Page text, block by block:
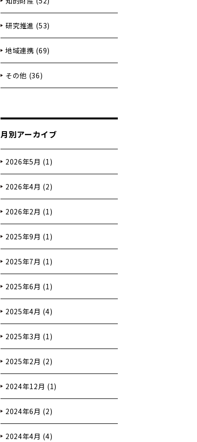
研究推進 (53)
地域連携 (69)
その他 (36)
月別アーカイブ
2026年5月 (1)
2026年4月 (2)
2026年2月 (1)
2025年9月 (1)
2025年7月 (1)
2025年6月 (1)
2025年4月 (4)
2025年3月 (1)
2025年2月 (2)
2024年12月 (1)
2024年6月 (2)
2024年4月 (4)